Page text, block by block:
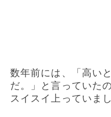
数年前には、「高い
だ。」と言っていた
スイスイ上っていまし